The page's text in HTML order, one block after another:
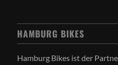
HAMBURG BIKES
Hamburg Bikes ist der